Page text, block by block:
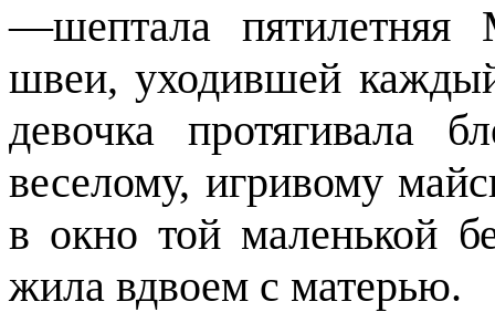
—шептала пятилетняя
швеи, уходившей
девочка протягивала
веселому, игривому
в окно той маленькой
жила вдвоем с матерью.